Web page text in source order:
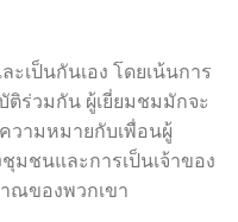
เป็นกันเอง โดยเน้นการ
ร่วมกัน ผู้เยี่ยมชมมักจะ
วามหมายกับเพื่อนผู้
มชนและการเป็นเจ้าของ
ณของพวกเขา